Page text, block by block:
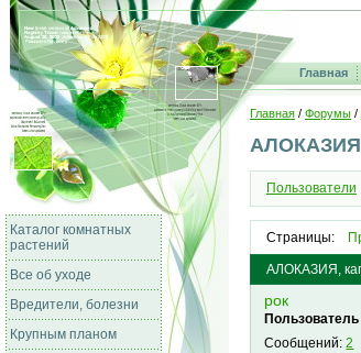
Главная
Каталог комнатных
растений
Все об уходе
Вредители, болезни
Крупным планом
Главная / Форумы /
АЛОКАЗИЯ
Пользователи
Страницы:
АЛОКАЗИЯ,
рок
Пользователь
Сообщений:2